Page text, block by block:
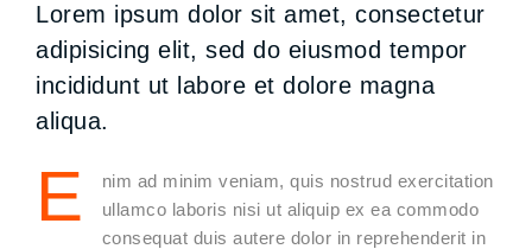
Lorem ipsum dolor sit amet, consectetur
adipisicing elit, sed do eiusmod tempor
incididunt ut labore et dolore magna
aliqua.
E
nim ad minim veniam, quis nostrud exercitation
ullamco laboris nisi ut aliquip ex ea commodo
consequat duis autere dolor in reprehenderit in